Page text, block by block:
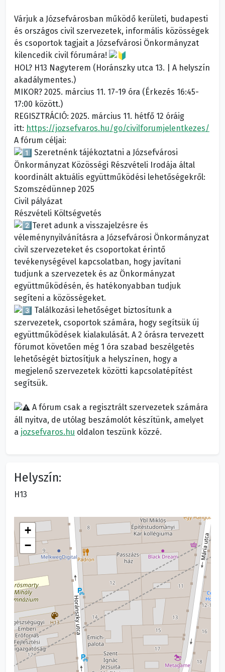
Várjuk a Józsefvárosban működő kerületi, budapesti
és országos civil szervezetek, informális közösségek
és csoportok tagjait a Józsefvárosi Önkormányzat
kilencedik civil fórumára!
HOL? H13 Nagyterem (Horánszky utca 13. | A helyszín
akadálymentes.)
MIKOR? 2025. március 11. 17-19 óra (Érkezés 16:45-
17:00 között.)
REGISZTRÁCIÓ: 2025. március 11. hétfő 12 óráig
itt: https://jozsefvaros.hu/go/civilforumjelentkezes/
A fórum céljai:
Szeretnénk tájékoztatni a Józsefvárosi
Önkormányzat Közösségi Részvételi Irodája által
koordinált aktuális együttműködési lehetőségekről:
Szomszédünnep 2025
Civil pályázat
Részvételi Költségvetés
Teret adunk a visszajelzésre és
véleménynyilvánításra a Józsefvárosi Önkormányzat
civil szervezeteket és csoportokat érintő
tevékenységével kapcsolatban, hogy javítani
tudjunk a szervezetek és az Önkormányzat
együttműködésén, és hatékonyabban tudjuk
segíteni a közösségeket.
Találkozási lehetőséget biztosítunk a
szervezetek, csoportok számára, hogy segítsük új
együttműködések kialakulását. A 2 órásra tervezett
fórumot követően még 1 óra szabad beszélgetés
lehetőségét biztosítjuk a helyszínen, hogy a
megjelenő szervezetek közötti kapcsolatépítést
segítsük.
A fórum csak a regisztrált szervezetek számára
áll nyitva, de utólag beszámolót készítünk, amelyet
a jozsefvaros.hu oldalon teszünk közzé.
Helyszín:
H13
+
−